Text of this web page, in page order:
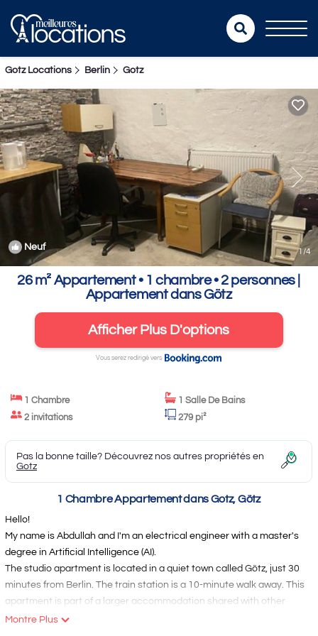
Gotz Locations Berlin Gotz
Neuf 1/4
26 m² Appartement ∙ 1 chambre ∙ 2 personnes |
Appartement dans Götz
Afficher Plus D'options
Vous serez redirigé vers
1 Chambre
1 Salle De Bains
2 invitations
279 pi²
Pas la bonne taille? Découvrez nos autres propriétés en
Gotz
1 Chambre Appartement dans Gotz, Götz
Hello!
My name is Abdullah and I'm an electrical engineer with a master's
degree in Artificial Intelligence (AI).
The studio apartment is located in a quiet town called Götz, just 30
minutes from Berlin. The train station is a 10-minute walk away. This
apartment is part of a larger accommodation shared with other
students, creating a vibrant and friendly community. We have a big
Montre Plus